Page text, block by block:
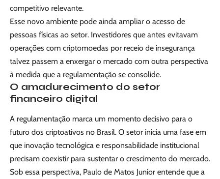
competitivo relevante.
Esse novo ambiente pode ainda ampliar o acesso de
pessoas físicas ao setor. Investidores que antes evitavam
operações com criptomoedas por receio de insegurança
talvez passem a enxergar o mercado com outra perspectiva
à medida que a regulamentação se consolide.
O amadurecimento do setor
financeiro digital
A regulamentação marca um momento decisivo para o
futuro dos criptoativos no Brasil. O setor inicia uma fase em
que inovação tecnológica e responsabilidade institucional
precisam coexistir para sustentar o crescimento do mercado.
Sob essa perspectiva, Paulo de Matos Junior entende que a